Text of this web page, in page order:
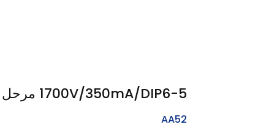
1700V/350mA/DIP6-5 مرحل الحالة الصلبة (SiC MOSFET)
AA52